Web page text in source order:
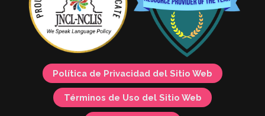
Política de Privacidad del Sitio Web
Términos de Uso del Sitio Web